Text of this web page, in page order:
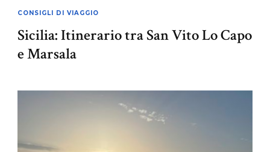
CONSIGLI DI VIAGGIO
Sicilia: Itinerario tra San Vito Lo Capo
e Marsala